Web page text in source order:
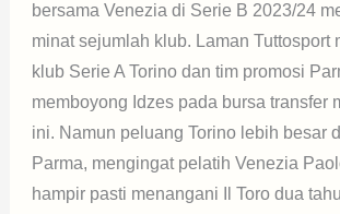
bersama Venezia di Serie B 2023/24
minat sejumlah klub. Laman Tuttosport
klub Serie A Torino dan tim promosi
memboyong Idzes pada bursa transfer
ini. Namun peluang Torino lebih besar
Parma, mengingat pelatih Venezia
hampir pasti menangani Il Toro dua